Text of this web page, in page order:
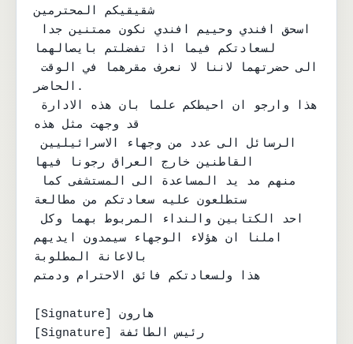
شقيقيكم المحترمين
لسعادتكم فيما اذا تفضلتم بايصالهما
الى حضرتهما لاننا لا نعرف مقرهما في الوقت
الحاضر.
قد وجهت مثل هذه
الرسائل الى عدد من وجهاء الاسرائيليين
القاطنين خارج العراق رجونا فيها
ستطلعون عليه سعادتكم من مطالعة
احد الكتابين والنداء المربوط بهما وكل
املنا ان هؤلاء الوجهاء سيمدون ايديهم
بالاعانة المطلوبة
هذا ولسعادتكم فائق الاحترام ودمتم
[Signature] هارون
[Signature] رئيس الطائفة